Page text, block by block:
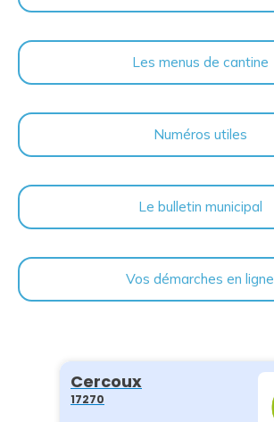
Les menus de cantine
Numéros utiles
Le bulletin municipal
Vos démarches en ligne